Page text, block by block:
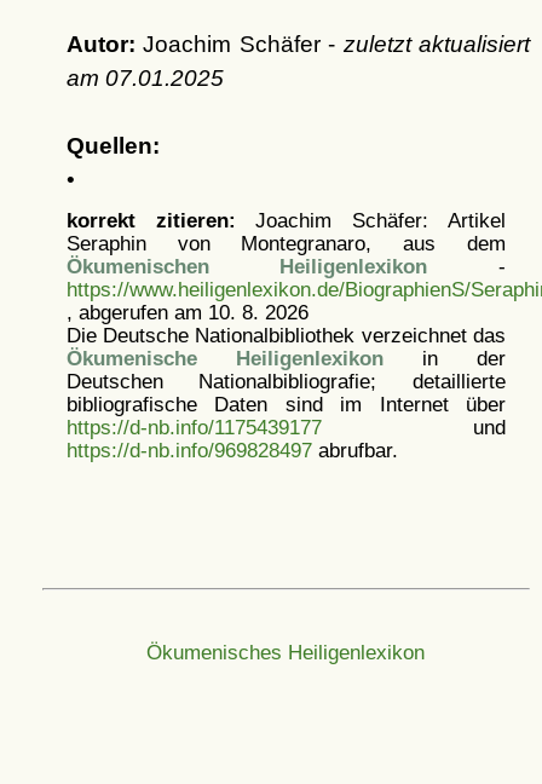
Autor: Joachim Schäfer - zuletzt aktualisiert
am 07.01.2025
Quellen:
•
korrekt zitieren: Joachim Schäfer: Artikel
Seraphin von Montegranaro, aus dem
Ökumenischen Heiligenlexikon -
https://www.heiligenlexikon.de/BiographienS/
, abgerufen am 10. 8. 2026
Die Deutsche Nationalbibliothek verzeichnet das
Ökumenische Heiligenlexikonin der
Deutschen Nationalbibliografie; detaillierte
bibliografische Daten sind im Internet über
https://d-nb.info/1175439177und
https://d-nb.info/969828497abrufbar.
Ökumenisches Heiligenlexikon